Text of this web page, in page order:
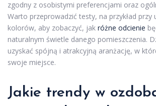
zgodny z osobistymi preferencjami oraz
Warto przeprowadzić testy, na przykład przy
kolorów, aby zobaczyć, jak różne odcienie
naturalnym świetle danego pomieszczenia.
uzyskać spójną i atrakcyjną aranżację, w
swoje miejsce.
Jakie trendy w